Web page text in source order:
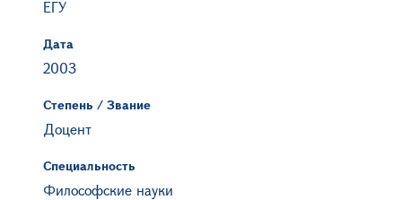
ЕГУ
Дата
2003
Степень / Звание
Доцент
Специальность
Философские науки